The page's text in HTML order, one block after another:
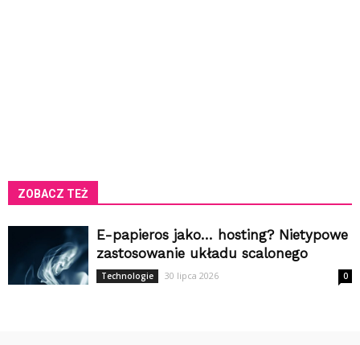
ZOBACZ TEŻ
E-papieros jako… hosting? Nietypowe
zastosowanie układu scalonego
Technologie 30 lipca 2026 0